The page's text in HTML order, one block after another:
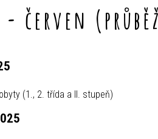
červen
(1., 2. třída a II. stupeň)